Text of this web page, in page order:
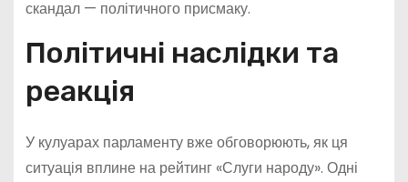
скандал — політичного присмаку.
Політичні наслідки та
реакція
У кулуарах парламенту вже обговорюють, як ця
ситуація вплине на рейтинг «Слуги народу». Одні